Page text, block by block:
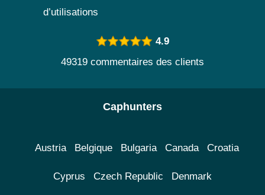
d’utilisations
4.9
49319 commentaires des clients
Caphunters
Austria Belgique Bulgaria Canada Croatia
Cyprus Czech Republic Denmark